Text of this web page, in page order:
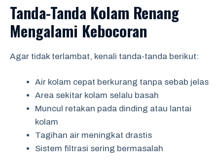
Tanda-Tanda Kolam Renang
Mengalami Kebocoran
Agar tidak terlambat, kenali tanda-tanda berikut:
Air kolam cepat berkurang tanpa sebab jelas
Area sekitar kolam selalu basah
Muncul retakan pada dinding atau lantai
kolam
Tagihan air meningkat drastis
Sistem filtrasi sering bermasalah